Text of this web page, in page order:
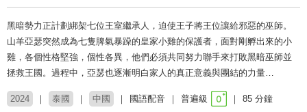
黑暗勢力正計劃綁架七位王室繼承人，迫使王子將王位讓給邪惡的巫師。
山羊亞瑟突然成為七隻脾氣暴躁的皇家小雞的保護者，面對剛孵出來的小
雞，各個性格堅強，個性各異，他們必須共同努力聯手來打敗黑暗巫師並
拯救王國。過程中，亞瑟也逐漸明白家人的真正意義與團結的力量…
2024 泰國 中國 國語配音 普遍級 85 分鐘